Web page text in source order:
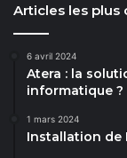
Articles les plus
6 avril 2024
Atera : la
informatique ?
1 mars 2024
Installation de